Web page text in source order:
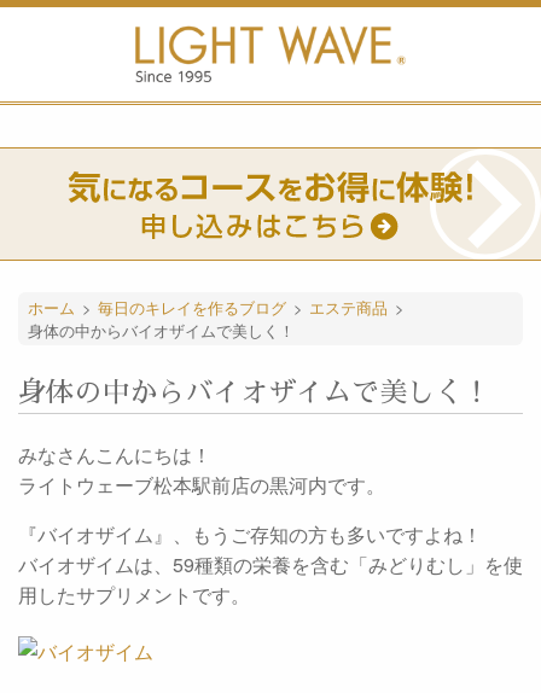
ホーム > 毎日のキレイを作るブログ > エステ商品 >
身体の中からバイオザイムで美しく！
身体の中からバイオザイムで美しく！
みなさんこんにちは！
ライトウェーブ松本駅前店の黒河内です。
『バイオザイム』、もうご存知の方も多いですよね！
バイオザイムは、59種類の栄養を含む「みどりむし」を使
用したサプリメントです。